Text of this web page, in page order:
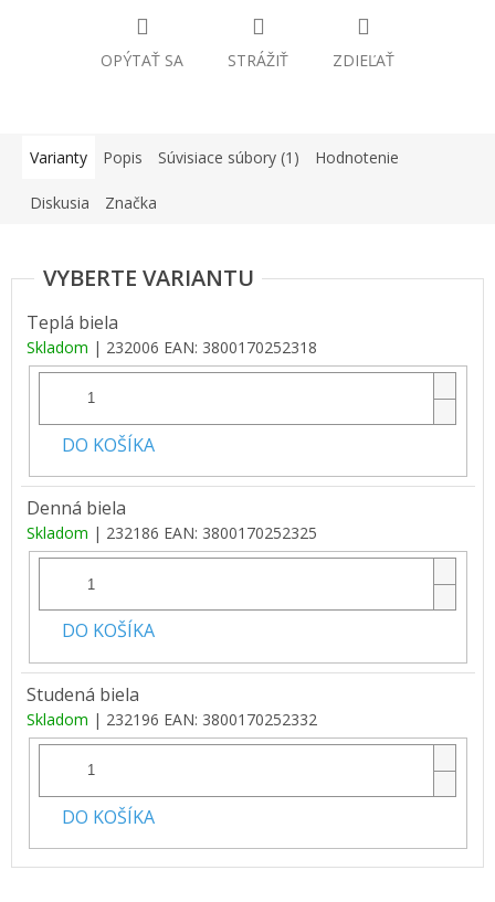
OPÝTAŤ SA STRÁŽIŤ ZDIEĽAŤ
Varianty Popis Súvisiace súbory (1) Hodnotenie
Diskusia Značka
Teplá biela
Skladom | 232006 EAN: 3800170252318
DO KOŠÍKA
Denná biela
Skladom | 232186 EAN: 3800170252325
DO KOŠÍKA
Studená biela
Skladom | 232196 EAN: 3800170252332
DO KOŠÍKA